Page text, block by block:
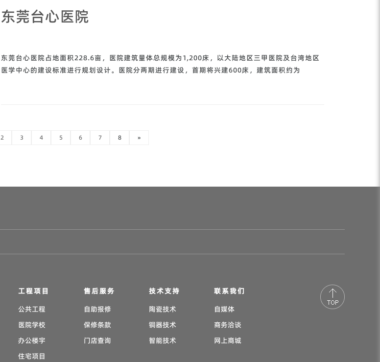
东莞台心医院
东莞台心医院占地面积228.6亩，医院建筑量体总规模为1,200床，以大陆地区三甲医院及台湾地区
医学中心的建设标准进行规划设计。医院分两期进行建设，首期将兴建600床，建筑面积约为
2 3 4 5 6 7 8 »
工程项目
公共工程
医院学校
办公楼宇
住宅项目
售后服务
自助报修
保修条款
门店查询
技术支持
陶瓷技术
铜器技术
智能技术
联系我们
自媒体
商务洽谈
网上商城